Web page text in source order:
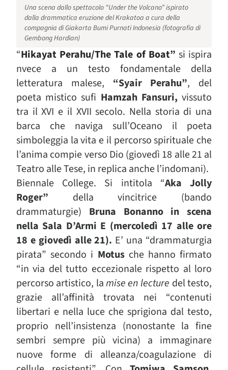
Una scena dallo spettacolo “Under the Volcano” ispirato
dalla drammatica eruzione del Krakatoa a cura della
compagnia di Giakarta Bumi Purnati Indonesia (fotografia di
Gembong Hardian)
“Hikayat Perahu/The Tale of Boat” si ispira
nvece a un testo fondamentale della
letteratura malese, “Syair Perahu”, del
poeta mistico sufi Hamzah Fansuri, vissuto
tra il XVI e il XVII secolo. Nella storia di una
barca che naviga sull’Oceano il poeta
simboleggia la vita e il percorso spirituale che
l’anima compie verso Dio (giovedì 18 alle 21 al
Teatro alle Tese, in replica anche l’indomani).
Biennale College. Si intitola “Aka Jolly
Roger” della vincitrice (bando
drammaturgie) Bruna Bonanno in scena
nella Sala D’Armi E (mercoledì 17 alle ore
18 e giovedì alle 21). E’ una “drammaturgia
pirata” secondo i Motusche hanno firmato
“in via del tutto eccezionale rispetto al loro
percorso artistico, lamise en lecture del testo,
grazie all’affinità trovata nei “contenuti
libertari e nella luce che sprigiona dal testo,
proprio nell’insistenza (nonostante la fine
sembri sempre più vicina) a immaginare
nuove forme di alleanza/coagulazione di